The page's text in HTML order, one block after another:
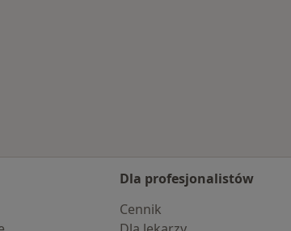
Dla profesjonalistów
Cennik